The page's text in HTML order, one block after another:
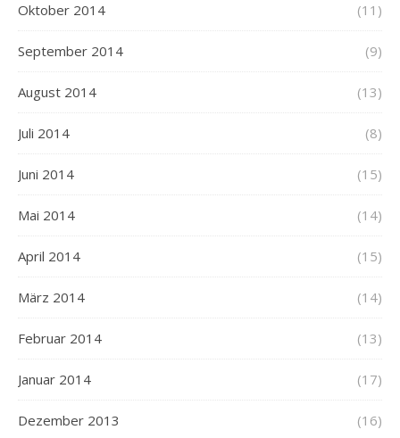
Oktober 2014 (11)
September 2014 (9)
August 2014 (13)
Juli 2014 (8)
Juni 2014 (15)
Mai 2014 (14)
April 2014 (15)
März 2014 (14)
Februar 2014 (13)
Januar 2014 (17)
Dezember 2013 (16)